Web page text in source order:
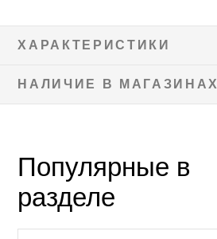
ХАРАКТЕРИСТИКИ
НАЛИЧИЕ В МАГАЗИНАХ
Популярные в
разделе